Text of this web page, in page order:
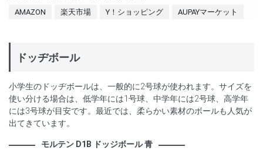
AMAZON 楽天市場 Y！ショッピング AUPAYマーケット
ドッヂボール
小学生のドッヂボールは、一般的に2号球が使われます。サイズを
使い分ける場合は、低学年には1号球、中学年には2号球、高学年
には3号球が目安です。最近では、柔らかい素材のボールも人気が
出てきています。
モルテン D1B ドッジボール 青